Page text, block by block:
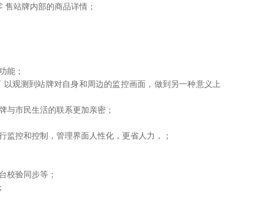
站牌内部的商品详情；
能；
以观测到站牌对自身和周边的监控画面，做到另一种意义上
与市民生活的联系更加亲密；
控和控制，管理界面人性化，更省人力，；
校验同步等；